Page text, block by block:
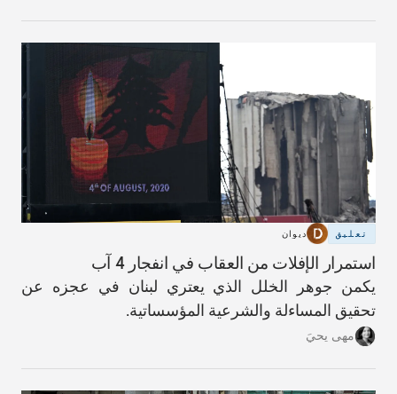
تعليق ديوان
استمرار الإفلات من العقاب في انفجار 4 آب
يكمن جوهر الخلل الذي يعتري لبنان في عجزه عن
تحقيق المساءلة والشرعية المؤسساتية.
مهى يحيَ